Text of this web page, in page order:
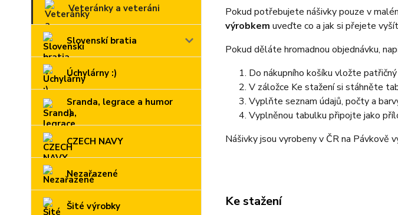
Veteránky a veteráni
Slovenskí bratia
Úchylárny :)
Sranda, legrace a humor
:)
CZECH NAVY
Nezařazené
Šité výrobky
Pokud potřebujete nášivky pouze v
výrobkem uveďte co a jak si přejete
Pokud děláte hromadnou objednávku,
Do nákupního košíku vložte
V záložce Ke stažení si stáhněte
Vyplňte seznam údajů, počty a
Vyplněnou tabulku připojte jako
Nášivky jsou vyrobeny v ČR na Pávkově
Ke stažení